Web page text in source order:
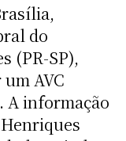
do
(PR-SP),
AVC
A informação